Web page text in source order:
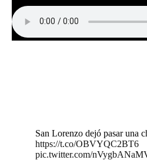
San Lorenzo dejó pasar una
https://t.co/OBVYQC2BT6
pic.twitter.com/